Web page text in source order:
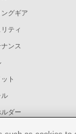
グギア
ティ
ナンス
ト
ル
ダー